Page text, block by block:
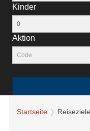
Kinder
Aktion
Startseite Reiseziele